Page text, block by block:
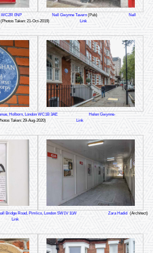
WC2R 0NP Nell Gwynne Tavern (Pub)
Nell
(Photos Taken: 21-Oct-2019) Link
Holborn, London WC1B 3AE
Helen Gwynne-
Taken: 29-Aug-2020) Link
Bridge Road, Pimlico, London SW1V 1LW Zara Hadid (Architect)
Link